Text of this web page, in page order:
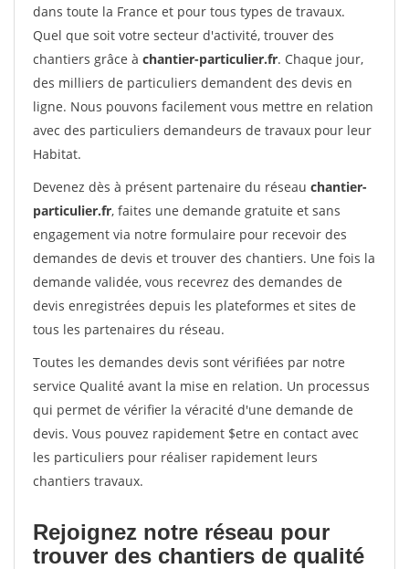
dans toute la France et pour tous types de travaux.
Quel que soit votre secteur d'activité, trouver des
chantiers grâce à chantier-particulier.fr. Chaque jour,
des milliers de particuliers demandent des devis en
ligne. Nous pouvons facilement vous mettre en relation
avec des particuliers demandeurs de travaux pour leur
Habitat.
Devenez dès à présent partenaire du réseau chantier-
particulier.fr, faites une demande gratuite et sans
engagement via notre formulaire pour recevoir des
demandes de devis et trouver des chantiers. Une fois la
demande validée, vous recevrez des demandes de
devis enregistrées depuis les plateformes et sites de
tous les partenaires du réseau.
Toutes les demandes devis sont vérifiées par notre
service Qualité avant la mise en relation. Un processus
qui permet de vérifier la véracité d'une demande de
devis. Vous pouvez rapidement $etre en contact avec
les particuliers pour réaliser rapidement leurs
chantiers travaux.
Rejoignez notre réseau pour
trouver des chantiers de qualité